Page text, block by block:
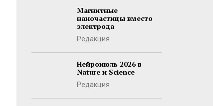
Магнитные
наночастицы вместо
электрода
Редакция
Нейроиюль 2026 в
Nature и Science
Редакция